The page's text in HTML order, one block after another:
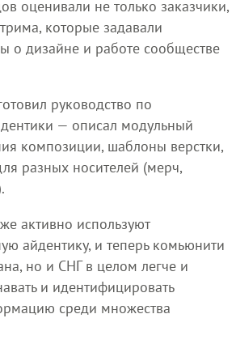
оценивали не только заказчики,
которые задавали
о дизайне и работе сообществе
руководство по
— описал модульный
композиции, шаблоны верстки,
разных носителей (мерч,
активно используют
айдентику, и теперь комьюнити
но и СНГ в целом легче и
и идентифицировать
среди множества